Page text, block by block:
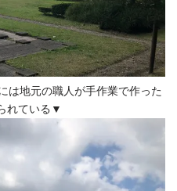
は地元の職人が手作業で作った
れている▼